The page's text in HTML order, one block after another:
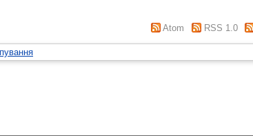
Atom RSS 1.0